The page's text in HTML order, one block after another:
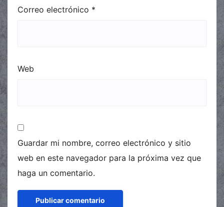
Correo electrónico *
Web
Guardar mi nombre, correo electrónico y sitio
web en este navegador para la próxima vez que
haga un comentario.